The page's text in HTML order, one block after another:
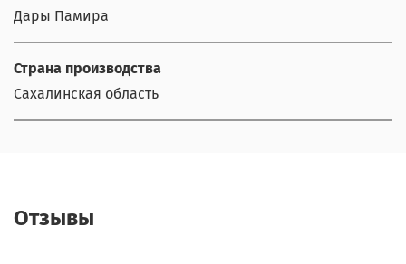
Дары Памира
Страна производства
Сахалинская область
Отзывы